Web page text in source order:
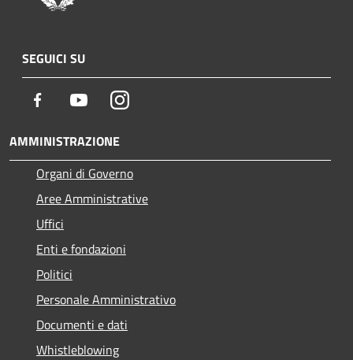
SEGUICI SU
Facebook YoutubeInstagram
AMMINISTRAZIONE
Organi di Governo
Aree Amministrative
Uffici
Enti e fondazioni
Politici
Personale Amministrativo
Documenti e dati
Whistleblowing